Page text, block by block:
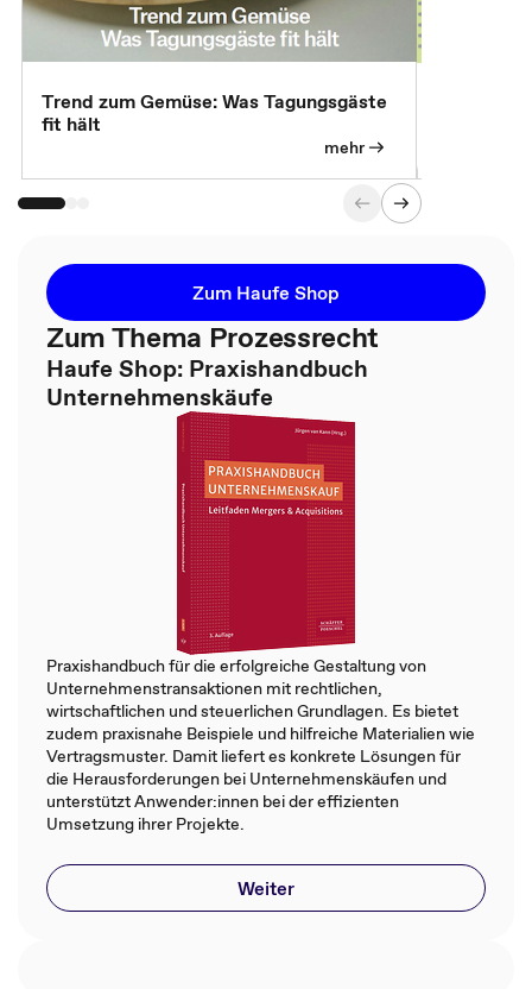
Trend zum Gemüse: Was Tagungsgäste
fit hält
mehr
Zum Haufe Shop
Zum Thema Prozessrecht
Haufe Shop: Praxishandbuch
Unternehmenskäufe
Praxishandbuch für die erfolgreiche Gestaltung von
Unternehmenstransaktionen mit rechtlichen,
wirtschaftlichen und steuerlichen Grundlagen. Es bietet
zudem praxisnahe Beispiele und hilfreiche Materialien wie
Vertragsmuster. Damit liefert es konkrete Lösungen für
die Herausforderungen bei Unternehmenskäufen und
unterstützt Anwender:innen bei der effizienten
Umsetzung ihrer Projekte.
Weiter